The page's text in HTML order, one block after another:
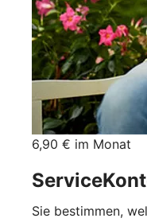
6,90 € im Monat
Sie bestimmen,